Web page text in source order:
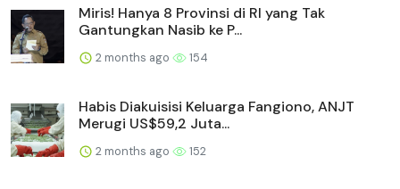
Miris! Hanya 8 Provinsi di RI yang Tak
Gantungkan Nasib ke P...
2 months ago 154
Habis Diakuisisi Keluarga Fangiono, ANJT
Merugi US$59,2 Juta...
2 months ago 152